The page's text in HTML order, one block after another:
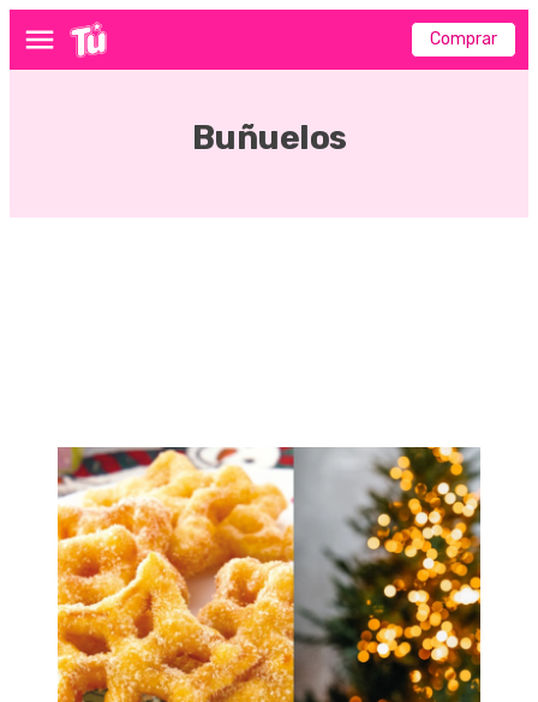
Menú Comprar
Buñuelos